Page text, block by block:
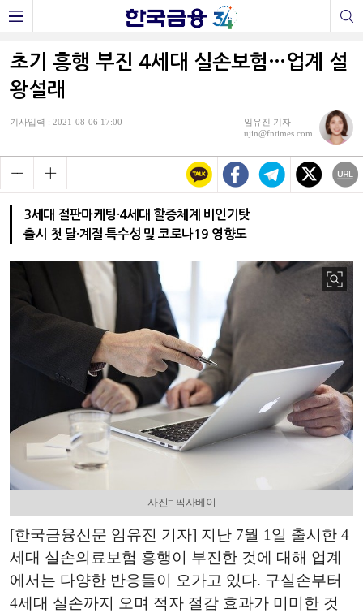
초기 흥행 부진 4세대 실손보험…업계 설
왕설래
기사입력 : 2021-08-06 17:00
임유진 기자
ujin@fntimes.com
3세대 절판마케팅·4세대 할증체계 비인기탓
출시 첫 달·계절 특수성 및 코로나19 영향도
사진= 픽사베이
[한국금융신문 임유진 기자] 지난 7월 1일 출시한 4
세대 실손의료보험 흥행이 부진한 것에 대해 업계
에서는 다양한 반응들이 오가고 있다. 구실손부터
4세대 실손까지 오며 적자 절감 효과가 미미한 것